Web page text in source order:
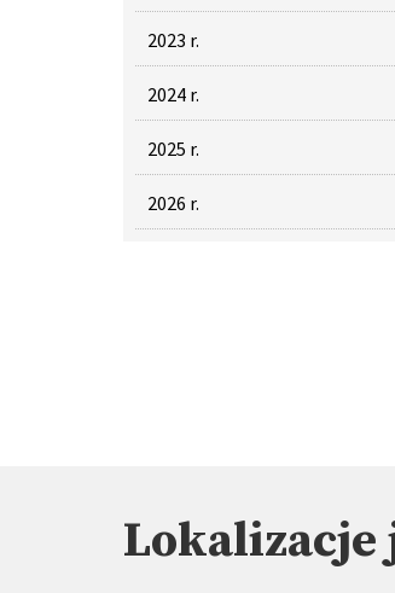
2023 r.
2024 r.
2025 r.
2026 r.
Lokalizacje